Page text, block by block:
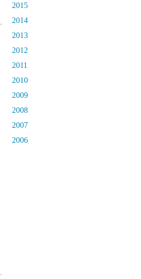
2015
2014
2013
2012
2011
2010
2009
2008
2007
2006